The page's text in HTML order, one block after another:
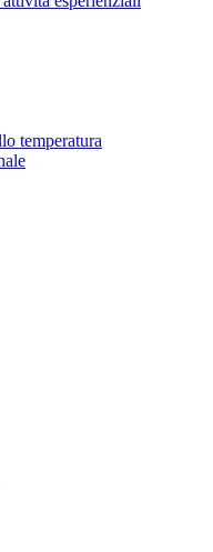
temperatura